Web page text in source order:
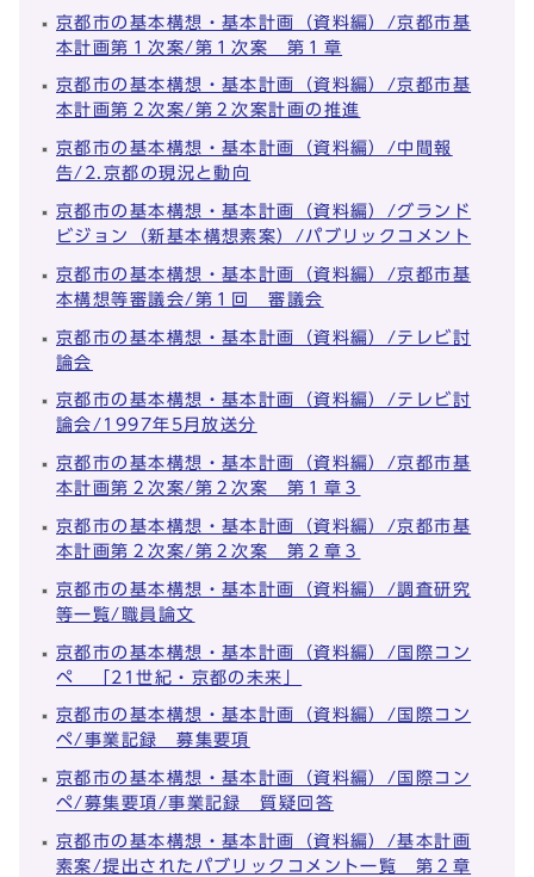
京都市の基本構想・基本計画（資料編）/京都市基
本計画第１次案/第１次案 第１章
京都市の基本構想・基本計画（資料編）/京都市基
本計画第２次案/第２次案計画の推進
京都市の基本構想・基本計画（資料編）/中間報
告/2.京都の現況と動向
京都市の基本構想・基本計画（資料編）/グランド
ビジョン（新基本構想素案）/パブリックコメント
京都市の基本構想・基本計画（資料編）/京都市基
本構想等審議会/第１回 審議会
京都市の基本構想・基本計画（資料編）/テレビ討
論会
京都市の基本構想・基本計画（資料編）/テレビ討
論会/1997年5月放送分
京都市の基本構想・基本計画（資料編）/京都市基
本計画第２次案/第２次案 第１章３
京都市の基本構想・基本計画（資料編）/京都市基
本計画第２次案/第２次案 第２章３
京都市の基本構想・基本計画（資料編）/調査研究
等一覧/職員論文
京都市の基本構想・基本計画（資料編）/国際コン
ペ 「21世紀・京都の未来」
京都市の基本構想・基本計画（資料編）/国際コン
ペ/事業記録 募集要項
京都市の基本構想・基本計画（資料編）/国際コン
ペ/募集要項/事業記録 質疑回答
京都市の基本構想・基本計画（資料編）/基本計画
素案/提出されたパブリックコメント一覧 第２章